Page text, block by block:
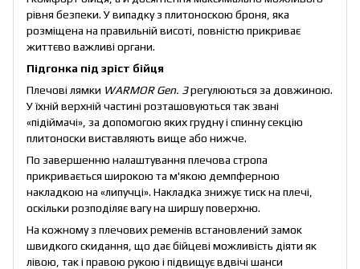
рівня безпеки. У випадку з плитоноскою броня, яка
розміщена на правильній висоті, повністю прикриває
життєво важливі органи.
Підгонка під зріст бійця
Плечові лямки WARMOR Gen. 3регулюються за довжиною.
У їхній верхній частині розташовуються так звані
«підіймачі», за допомогою яких грудну і спинну секцію
плитоноски виставляють вище або нижче.
По завершенню налаштування плечова стропа
прикривається широкою та м'якою демпферною
накладкою на «липучці». Накладка знижує тиск на плечі,
оскільки розподіляє вагу на ширшу поверхню.
На кожному з плечових ременів встановлений замок
швидкого скидання, що дає бійцеві можливість діяти як
лівою, так і правою рукою і підвищує вдвічі шанси